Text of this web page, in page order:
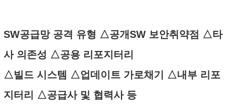
SW공급망 공격 유형 △공개SW 보안취약점 △타
사 의존성 △공용 리포지터리
△빌드 시스템 △업데이트 가로채기 △내부 리포
지터리 △공급사 및 협력사 등